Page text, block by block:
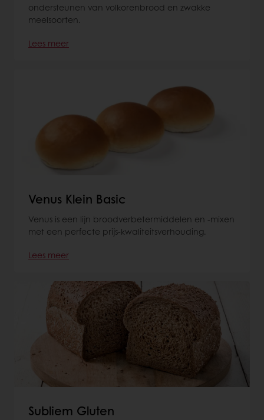
ondersteunen van volkorenbrood en zwakke
meelsoorten.
Lees meer
Venus Klein Basic
Venus is een lijn broodverbetermiddelen en -mixen
met een perfecte prijs-kwaliteitsverhouding.
Lees meer
Subliem Gluten